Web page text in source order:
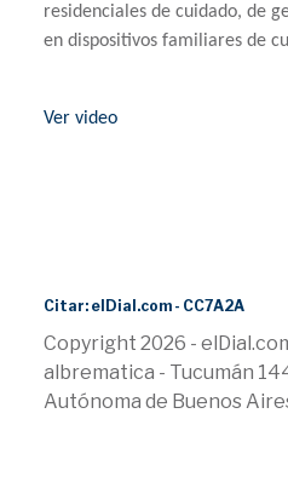
residenciales de cuidado, de
en dispositivos familiares de
Ver video
Citar: elDial.com - CC7A2A
Copyright 2026 -
albrematica - Tucumán
Autónoma de Buenos